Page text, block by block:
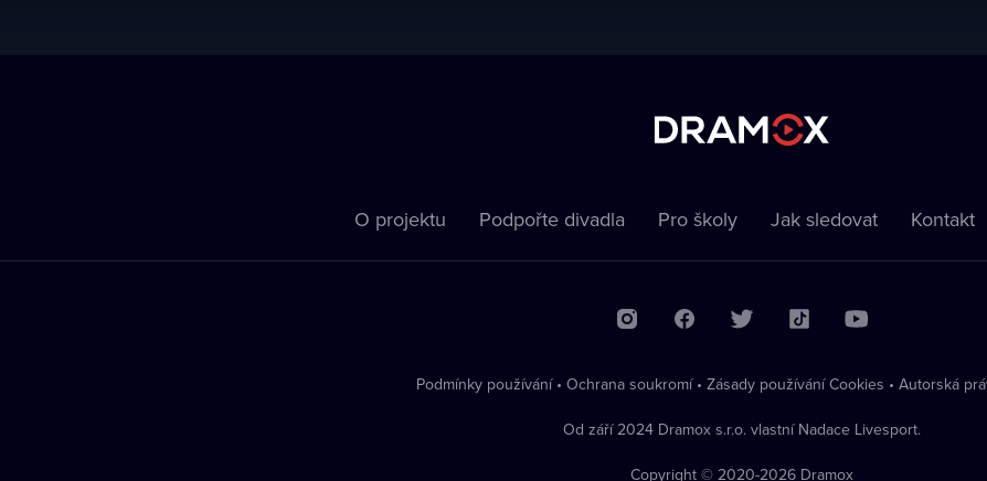
O projektu Podpořte divadla Pro školy Jak sledovat Kontakt
Podmínky používání • Ochrana soukromí • Zásady používání Cookies • Autorská
Od září 2024 Dramox s.r.o. vlastní Nadace Livesport.
Copyright © 2020-2026 Dramox